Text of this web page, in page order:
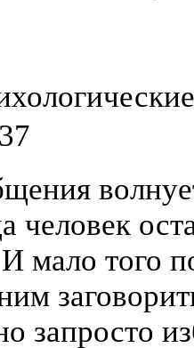
человек
мало того
запросто